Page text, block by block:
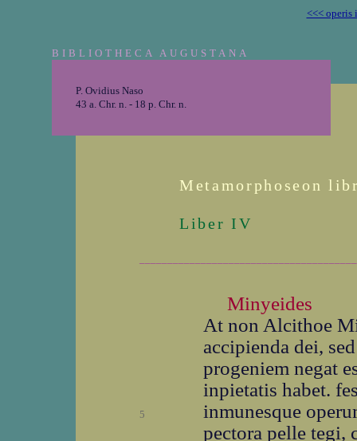
<<< operis
BIBLIOTHECA AUGUSTANA
P. Ovidius Naso
43 a. Chr. n. - 18 p. Chr. n.
Metamorphoseon
Liber IV
Minyeides
At non Alcithoe
accipienda dei,
progeniem negat
inpietatis habet.
5
inmunesque
pectora pelle tegi,